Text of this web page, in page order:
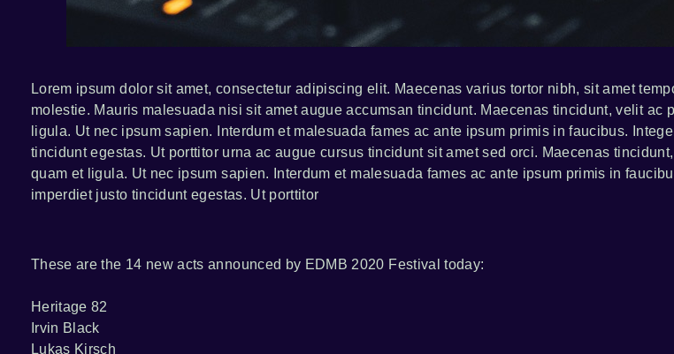
Lorem ipsum dolor sit amet, consectetur adipiscing elit. Maecenas varius tortor nibh, sit amet
molestie. Mauris malesuada nisi sit amet augue accumsan tincidunt. Maecenas tincidunt, velit
ligula. Ut nec ipsum sapien. Interdum et malesuada fames ac ante ipsum primis in faucibus.
tincidunt egestas. Ut porttitor urna ac augue cursus tincidunt sit amet sed orci. Maecenas
quam et ligula. Ut nec ipsum sapien. Interdum et malesuada fames ac ante ipsum primis in
imperdiet justo tincidunt egestas. Ut porttitor
These are the 14 new acts announced by EDMB 2020 Festival today:
Heritage 82
Irvin Black
Lukas Kirsch